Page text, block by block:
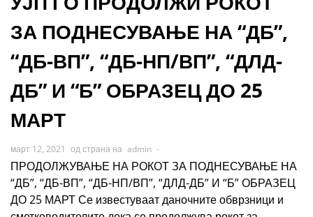
ЗА ПОДНЕСУВАЊЕ НА “ДБ”,
“ДБ-ВП”, “ДБ-НП/ВП”, “ДЛД-
ДБ” И “Б” ОБРАЗЕЦ ДО 25
МАРТ
март 12, 2021 од страна на admin -
ПРОДОЛЖУВАЊЕ НА РОКОТ ЗА ПОДНЕСУВАЊЕ НА
“ДБ”, “ДБ-ВП”, “ДБ-НП/ВП”, “ДЛД-ДБ” И “Б” ОБРАЗЕЦ
ДО 25 МАРТ Се известуваат даночните обврзници и